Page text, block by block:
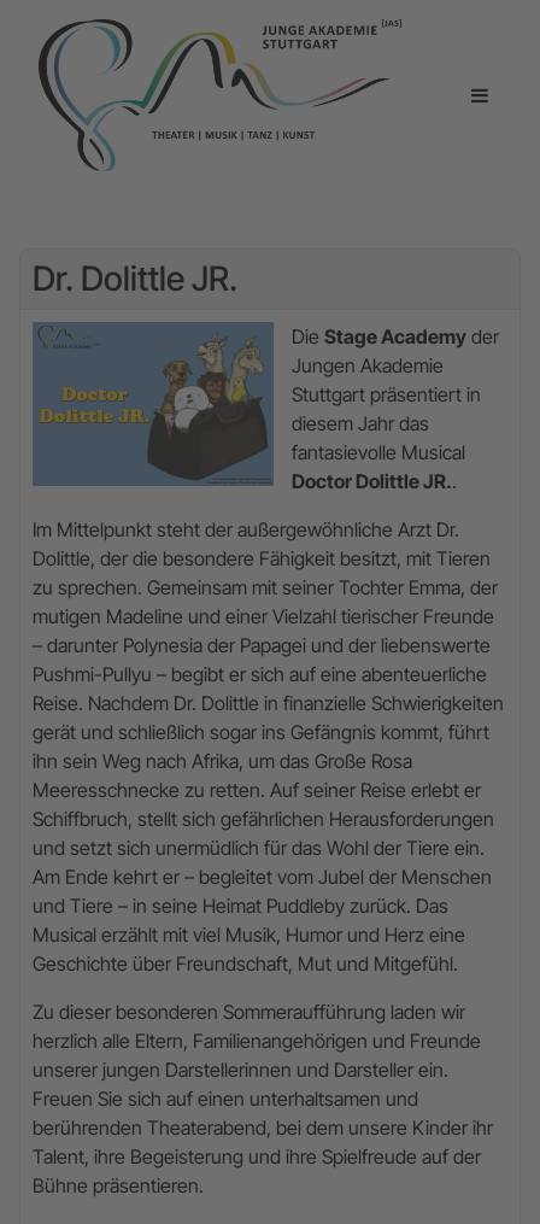
Dr. Dolittle JR.
Die Stage Academy der
Jungen Akademie
Stuttgart präsentiert in
diesem Jahr das
fantasievolle Musical
Doctor Dolittle JR..
Im Mittelpunkt steht der außergewöhnliche Arzt Dr.
Dolittle, der die besondere Fähigkeit besitzt, mit Tieren
zu sprechen. Gemeinsam mit seiner Tochter Emma, der
mutigen Madeline und einer Vielzahl tierischer Freunde
– darunter Polynesia der Papagei und der liebenswerte
Pushmi-Pullyu – begibt er sich auf eine abenteuerliche
Reise. Nachdem Dr. Dolittle in finanzielle Schwierigkeiten
gerät und schließlich sogar ins Gefängnis kommt, führt
ihn sein Weg nach Afrika, um das Große Rosa
Meeresschnecke zu retten. Auf seiner Reise erlebt er
Schiffbruch, stellt sich gefährlichen Herausforderungen
und setzt sich unermüdlich für das Wohl der Tiere ein.
Am Ende kehrt er – begleitet vom Jubel der Menschen
und Tiere – in seine Heimat Puddleby zurück. Das
Musical erzählt mit viel Musik, Humor und Herz eine
Geschichte über Freundschaft, Mut und Mitgefühl.
Zu dieser besonderen Sommeraufführung laden wir
herzlich alle Eltern, Familienangehörigen und Freunde
unserer jungen Darstellerinnen und Darsteller ein.
Freuen Sie sich auf einen unterhaltsamen und
berührenden Theaterabend, bei dem unsere Kinder ihr
Talent, ihre Begeisterung und ihre Spielfreude auf der
Bühne präsentieren.